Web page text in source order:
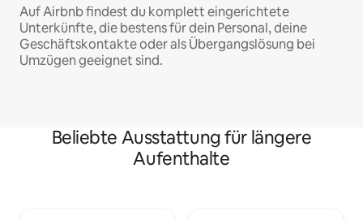
Auf Airbnb findest du komplett eingerichtete
Unterkünfte, die bestens für dein Personal, deine
Geschäftskontakte oder als Übergangslösung bei
Umzügen geeignet sind.
Beliebte Ausstattung für längere
Aufenthalte